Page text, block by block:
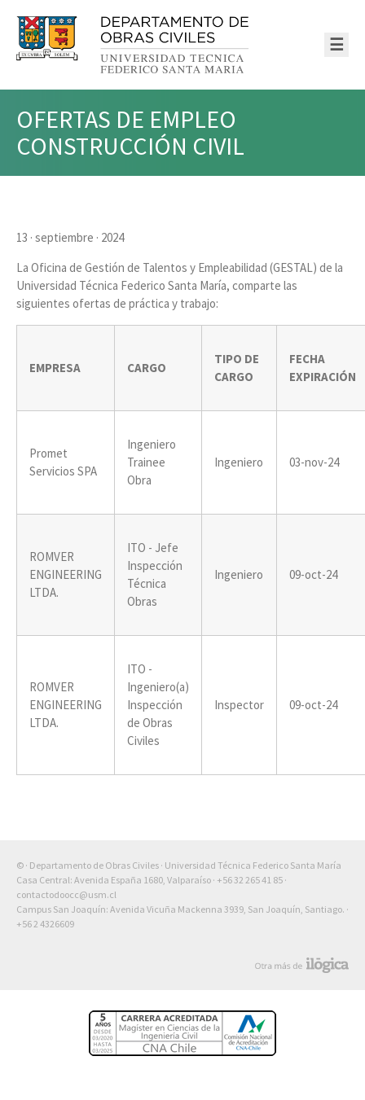
☰
OFERTAS DE EMPLEO
CONSTRUCCIÓN CIVIL
13 · septiembre · 2024
La Oficina de Gestión de Talentos y Empleabilidad (GESTAL) de la
Universidad Técnica Federico Santa María, comparte las
siguientes ofertas de práctica y trabajo:
EMPRESA CARGO
TIPO DE
CARGO
FECHA
EXPIRACIÓN
Promet
Servicios SPA
Ingeniero
Trainee
Obra
Ingeniero 03-nov-24
ROMVER
ENGINEERING
LTDA.
ITO - Jefe
Inspección
Técnica
Obras
Ingeniero 09-oct-24
ROMVER
ENGINEERING
LTDA.
ITO -
Ingeniero(a)
Inspección
de Obras
Civiles
Inspector 09-oct-24
© · Departamento de Obras Civiles · Universidad Técnica Federico Santa María
Casa Central: Avenida España 1680, Valparaíso · +56 32 265 41 85 ·
contactodoocc@usm.cl
Campus San Joaquín: Avenida Vicuña Mackenna 3939, San Joaquín, Santiago. ·
+56 2 4326609